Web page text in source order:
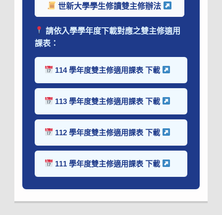
世新大學學生修讀雙主修辦法
請依入學學年度下載對應之雙主修適用
課表：
114 學年度雙主修適用課表 下載
113 學年度雙主修適用課表 下載
112 學年度雙主修適用課表 下載
111 學年度雙主修適用課表 下載